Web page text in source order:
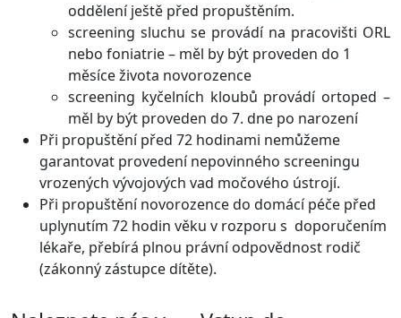
oddělení ještě před propuštěním.
screening sluchu se provádí na pracovišti ORL
nebo foniatrie – měl by být proveden do 1
měsíce života novorozence
screening kyčelních kloubů provádí ortoped –
měl by být proveden do 7. dne po narození
Při propuštění před 72 hodinami nemůžeme
garantovat provedení nepovinného screeningu
vrozených vývojových vad močového ústrojí.
Při propuštění novorozence do domácí péče před
uplynutím 72 hodin věku v rozporu s doporučením
lékaře, přebírá plnou právní odpovědnost rodič
(zákonný zástupce dítěte).